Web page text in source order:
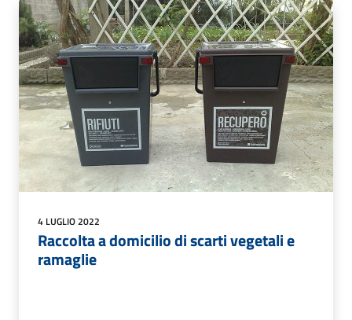
4 LUGLIO 2022
Raccolta a domicilio di scarti vegetali e
ramaglie